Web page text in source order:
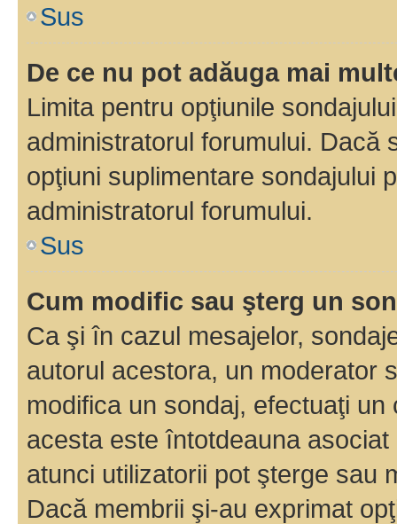
Sus
De ce nu pot adăuga mai
Limita pentru opţiunile
administratorul forumului. Dacă
opţiuni suplimentare sondajului
administratorul forumului.
Sus
Cum modific sau şterg un
Ca şi în cazul mesajelor,
autorul acestora, un moderator
modifica un sondaj, efectuaţi
acesta este întotdeauna
atunci utilizatorii pot şterge sau
Dacă membrii şi-au exprimat